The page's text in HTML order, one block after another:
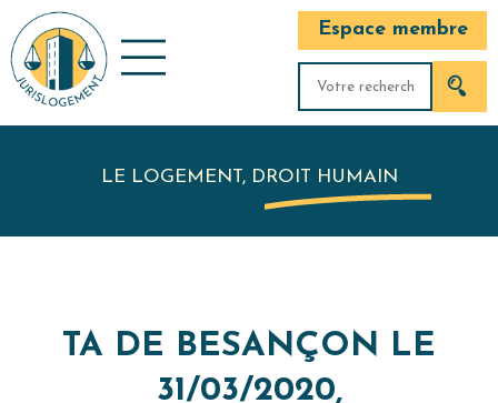
Espace membre
LE LOGEMENT, DROIT HUMAIN
TA DE BESANÇON LE
31/03/2020,